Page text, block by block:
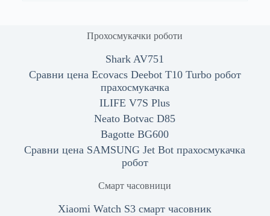
Прохосмукачки роботи
Shark AV751
Сравни цена Ecovacs Deebot T10 Turbo робот
прахосмукачка
ILIFE V7S Plus
Neato Botvac D85
Bagotte BG600
Сравни цена SAMSUNG Jet Bot прахосмукачка
робот
Смарт часовници
Xiaomi Watch S3 смарт часовник